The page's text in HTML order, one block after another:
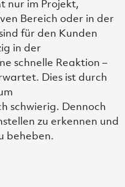
nur im Projekt,
Bereich oder in der
für den Kunden
in der
schnelle Reaktion –
Dies ist durch
schwierig. Dennoch
zu erkennen und
beheben.